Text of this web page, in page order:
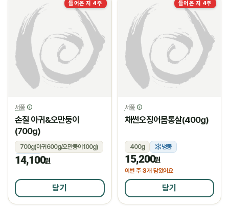
들어온 지 4주
서풍
손질 아귀&오만둥이
(700g)
700g(아귀600g/오만둥이100g)
냉동
14,100원
담기
들어온 지 4주
서풍
채썬오징어몸통살(400g)
400g 냉동
15,200원
이번 주 3개 담았어요
담기